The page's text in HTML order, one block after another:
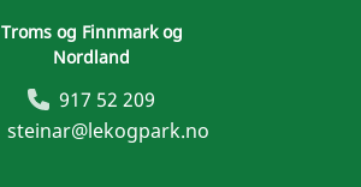
Troms og Finnmark og
Nordland
917 52 209
steinar@lekogpark.no